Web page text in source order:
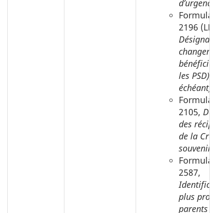
2196
les PSD)
échéant);
2105,
des
de la
souvenir;
2587,
plus
parents